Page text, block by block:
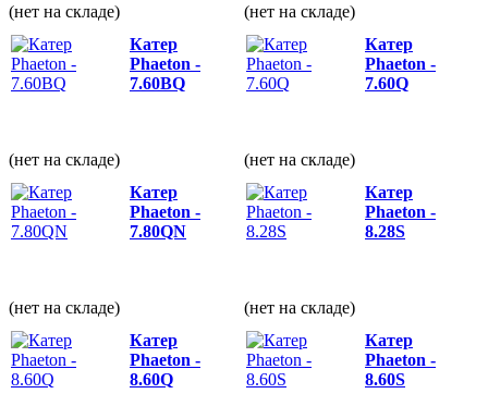
(нет на складе)
(нет на складе)
Катер
Phaeton -
7.60BQ
(нет на складе)
Катер
Phaeton -
7.60Q
(нет на складе)
Катер
Phaeton -
7.80QN
(нет на складе)
Катер
Phaeton -
8.28S
(нет на складе)
Катер
Phaeton -
8.60Q
Катер
Phaeton -
8.60S